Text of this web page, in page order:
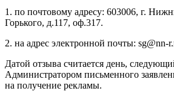
1. по почтовому адресу: 603006, г.
Горького, д.117, оф.317.
2. на адрес электронной почты: sg@nn-
Датой отзыва считается день,
Администратором письменного
на получение рекламы.